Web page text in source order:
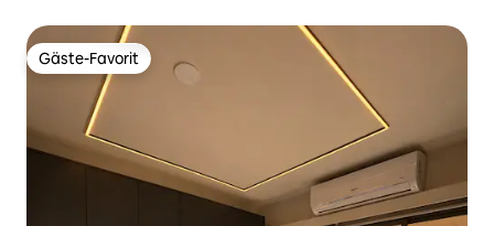
Gäste-Favorit
Gäste-Favorit